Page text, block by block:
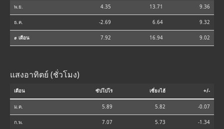
พ.ย. 4.35 13.71 9.36
ธ.ค. -2.69 6.64 9.32
⌀ เดือน 7.92 16.94 9.02
แสงอาทิตย์ (ชั่วโมง)
เดือน ซัปโปโร เซี่ยงไฮ้ +/-
ม.ค. 5.89 5.82 -0.07
ก.พ. 7.07 5.73 -1.34